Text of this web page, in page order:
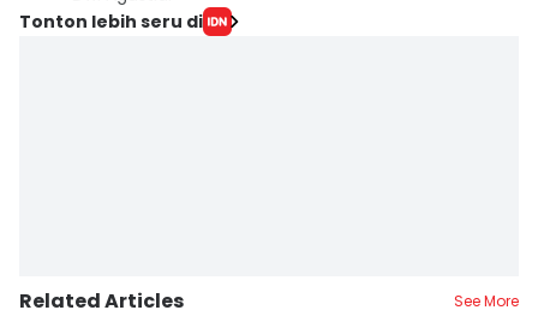
Tonton lebih seru di
Related Articles See More